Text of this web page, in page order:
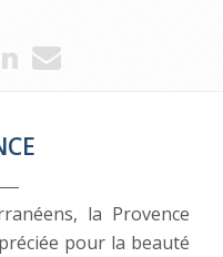
la Provence
pour la beauté